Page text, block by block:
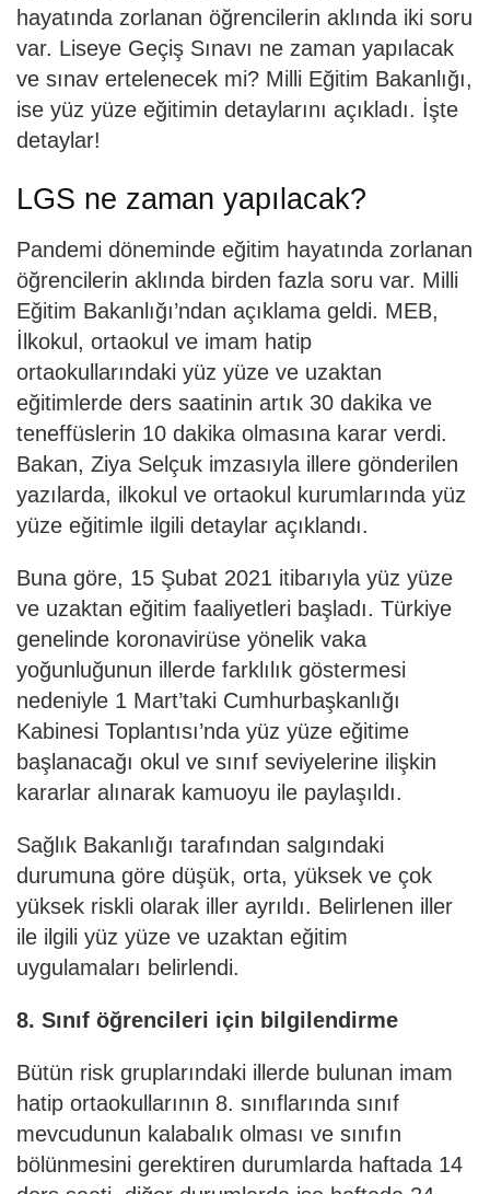
hayatında zorlanan öğrencilerin aklında iki soru
var. Liseye Geçiş Sınavı ne zaman yapılacak
ve sınav ertelenecek mi? Milli Eğitim Bakanlığı,
ise yüz yüze eğitimin detaylarını açıkladı. İşte
detaylar!
LGS ne zaman yapılacak?
Pandemi döneminde eğitim hayatında zorlanan
öğrencilerin aklında birden fazla soru var. Milli
Eğitim Bakanlığı’ndan açıklama geldi. MEB,
İlkokul, ortaokul ve imam hatip
ortaokullarındaki yüz yüze ve uzaktan
eğitimlerde ders saatinin artık 30 dakika ve
teneffüslerin 10 dakika olmasına karar verdi.
Bakan, Ziya Selçuk imzasıyla illere gönderilen
yazılarda, ilkokul ve ortaokul kurumlarında yüz
yüze eğitimle ilgili detaylar açıklandı.
Buna göre, 15 Şubat 2021 itibarıyla yüz yüze
ve uzaktan eğitim faaliyetleri başladı. Türkiye
genelinde koronavirüse yönelik vaka
yoğunluğunun illerde farklılık göstermesi
nedeniyle 1 Mart’taki Cumhurbaşkanlığı
Kabinesi Toplantısı’nda yüz yüze eğitime
başlanacağı okul ve sınıf seviyelerine ilişkin
kararlar alınarak kamuoyu ile paylaşıldı.
Sağlık Bakanlığı tarafından salgındaki
durumuna göre düşük, orta, yüksek ve çok
yüksek riskli olarak iller ayrıldı. Belirlenen iller
ile ilgili yüz yüze ve uzaktan eğitim
uygulamaları belirlendi.
8. Sınıf öğrencileri için bilgilendirme
Bütün risk gruplarındaki illerde bulunan imam
hatip ortaokullarının 8. sınıflarında sınıf
mevcudunun kalabalık olması ve sınıfın
bölünmesini gerektiren durumlarda haftada 14